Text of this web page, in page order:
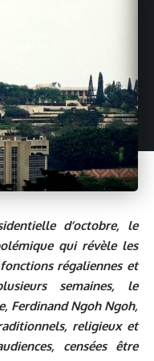
d’octobre, le
qui révèle les
régaliennes et
semaines, le
Ferdinand Ngoh Ngoh,
religieux et
censées être